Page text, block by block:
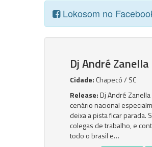
Lokosom no
Dj André Zanella
Cidade: Chapecó / SC
Release:Dj André
cenário nacional
deixa a pista ficar
colegas de trabalho, e
todo o brasil e…